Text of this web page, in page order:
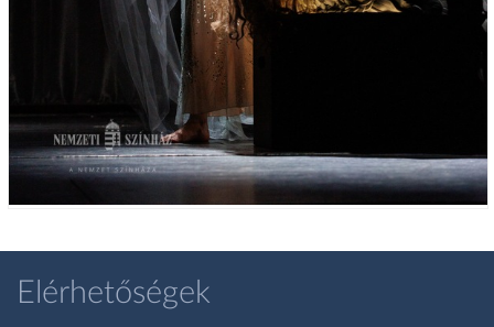
Elérhetőségek